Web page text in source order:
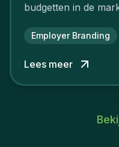
budgetten in de
Employer Branding
Lees meer